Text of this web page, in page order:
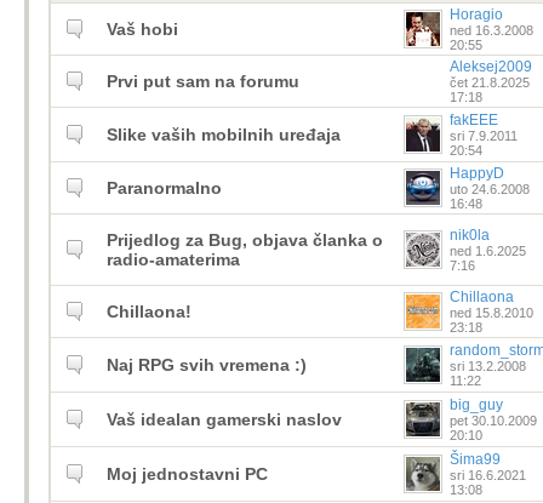
Vaš hobi
Horagio
ned 16.3.2008
20:55
Prvi put sam na forumu
Aleksej2009
čet 21.8.2025
17:18
Slike vaših mobilnih uređaja
fakEEE
sri 7.9.2011
20:54
Paranormalno
HappyD
uto 24.6.2008
16:48
Prijedlog za Bug, objava članka o
radio-amaterima
nik0la
ned 1.6.2025
7:16
Chillaona!
Chillaona
ned 15.8.2010
23:18
Naj RPG svih vremena :)
sri 13.2.2008
11:22
Vaš idealan gamerski naslov
big_guy
pet 30.10.2009
20:10
Moj jednostavni PC
Šima99
sri 16.6.2021
13:08